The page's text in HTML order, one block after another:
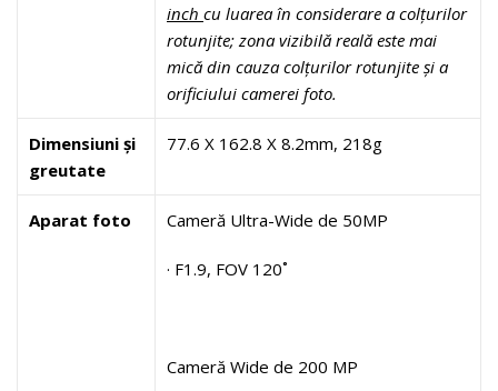
inch cu luarea în considerare a colțurilor
rotunjite; zona vizibilă reală este mai
mică din cauza colțurilor rotunjite și a
orificiului camerei foto.
Dimensiuni și
greutate
77.6 X 162.8 X 8.2mm, 218g
Aparat foto Cameră Ultra-Wide de 50MP
· F1.9, FOV 120˚
Cameră Wide de 200 MP